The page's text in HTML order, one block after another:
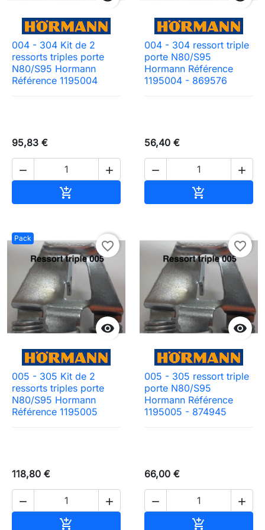
004 - 304 Kit de 2
ressorts triples porte
N80/S95 Hormann
Référence 1195004
95,83 €
 

004 - 304 ressort triple
porte N80/S95
Hormann Référence
1195004 - 869576
56,40 €
 

Pack

favorite_border
005 - 305 Kit de 2
ressorts triples porte
N80/S95 Hormann
Référence 1195005
118,80 €
 


favorite_border
005 - 305 ressort triple
porte N80/S95
Hormann Référence
1195005 - 874945
66,00 €
 
